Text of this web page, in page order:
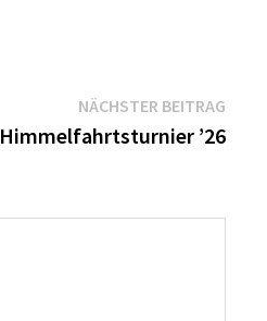
NÄCHSTER BEITRAG
Himmelfahrtsturnier ’26